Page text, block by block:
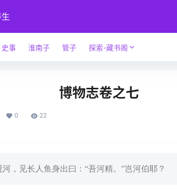
史事 淮南子 管子 探索-藏书阁
博物志卷之七
0 22
长人鱼身出曰：“吾河精。”岂河伯耶？